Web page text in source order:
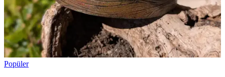
Popüler